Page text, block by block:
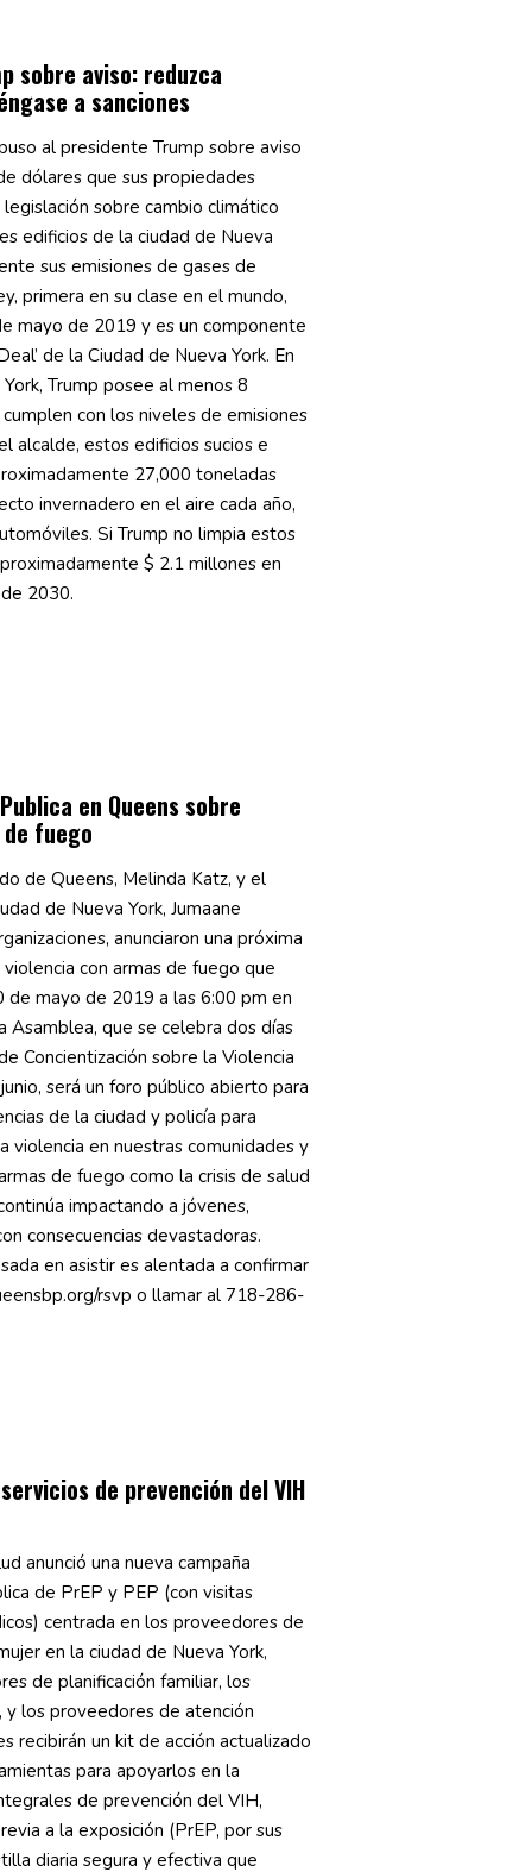
sobre aviso: reduzca
a sanciones
al presidente Trump sobre aviso
dólares que sus propiedades
sobre cambio climático
edificios de la ciudad de Nueva
sus emisiones de gases de
primera en su clase en el mundo,
mayo de 2019 y es un componente
de la Ciudad de Nueva York. En
Trump posee al menos 8
con los niveles de emisiones
alcalde, estos edificios sucios e
27,000 toneladas
invernadero en el aire cada año,
Si Trump no limpia estos
$ 2.1 millones en
2030.
en Queens sobre
fuego
de Queens, Melinda Katz, y el
de Nueva York, Jumaane
anunciaron una próxima
con armas de fuego que
mayo de 2019 a las 6:00 pm en
Asamblea, que se celebra dos días
Concientización sobre la Violencia
será un foro público abierto para
de la ciudad y policía para
violencia en nuestras comunidades y
de fuego como la crisis de salud
impactando a jóvenes,
consecuencias devastadoras.
en asistir es alentada a confirmar
rsvp o llamar al 718-286-
de prevención del VIH
anunció una nueva campaña
de PrEP y PEP (con visitas
centrada en los proveedores de
en la ciudad de Nueva York,
de planificación familiar, los
los proveedores de atención
recibirán un kit de acción actualizado
para apoyarlos en la
de prevención del VIH,
a la exposición (PrEP, por sus
diaria segura y efectiva que